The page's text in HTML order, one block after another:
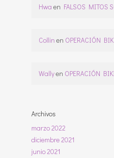
Hwa en FALSOS MITOS
Collin en OPERACIÓN
Wallyen OPERACIÓN
Archivos
marzo 2022
diciembre 2021
junio 2021